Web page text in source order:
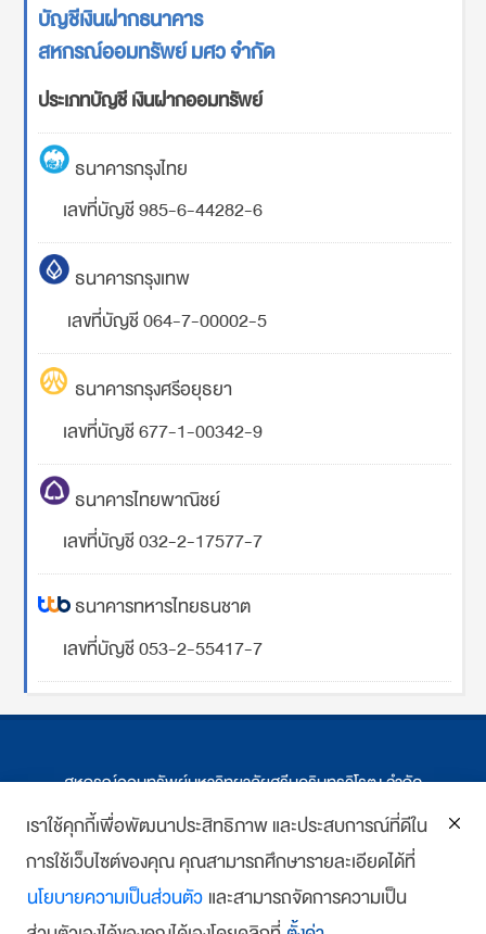
บัญชีเงินฝากธนาคาร
สหกรณ์ออมทรัพย์ มศว จำกัด
ประเภทบัญชี เงินฝากออมทรัพย์
ธนาคารกรุงไทย
เลขที่บัญชี 985-6-44282-6
ธนาคารกรุงเทพ
เลขที่บัญชี 064-7-00002-5
ธนาคารกรุงศรีอยุธยา
เลขที่บัญชี 677-1-00342-9
ธนาคารไทยพาณิชย์
เลขที่บัญชี 032-2-17577-7
ธนาคารทหารไทยธนชาต
เลขที่บัญชี 053-2-55417-7
สหกรณ์ออมทรัพย์มหาวิทยาลัยศรีนครินทรวิโรฒ จำกัด
ที่ตั้ง 114 ซ.สุขุมวิท 23 ถ.สุขุมวิท กรุงเทพฯ
โทร : 02-259-1474, 02-258-0227
โทรสาร: 02-261-5703
เราใช้คุกกี้เพื่อพัฒนาประสิทธิภาพ และประสบการณ์ที่ดีใน
การใช้เว็บไซต์ของคุณ คุณสามารถศึกษารายละเอียดได้ที่
นโยบายความเป็นส่วนตัว และสามารถจัดการความเป็น